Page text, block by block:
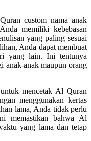
custom nama anak
memiliki kebebasan
yang paling sesuai
Anda dapat membuat
yang lain. Ini tentunya
anak-anak maupun orang
mencetak Al Quran
menggunakan kertas
lama, Anda tidak perlu
memastikan bahwa Al
yang lama dan tetap